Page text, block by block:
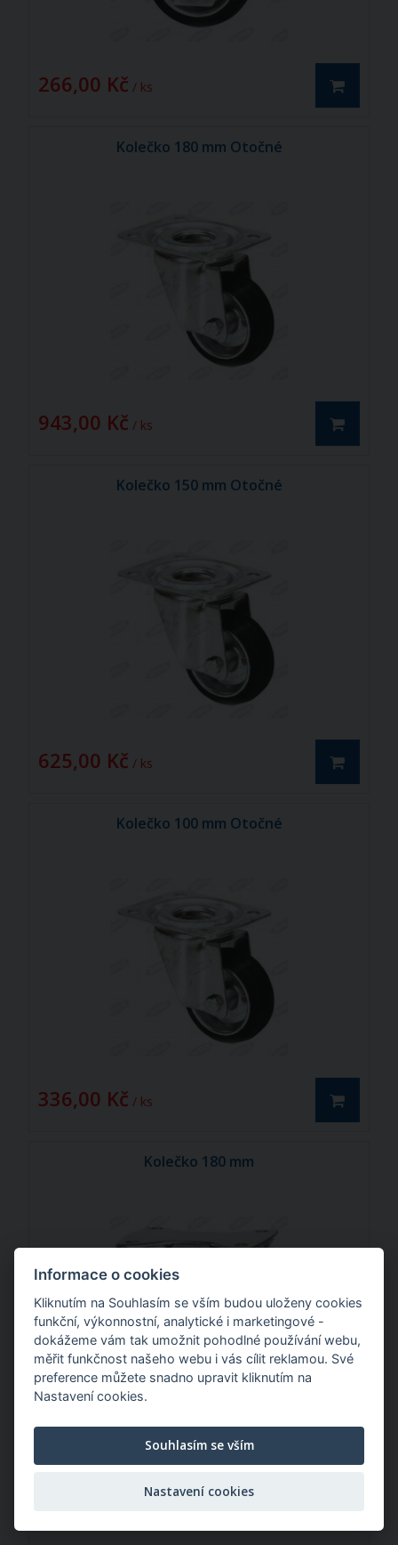
266,00 Kč / ks
Kolečko 180 mm Otočné
943,00 Kč / ks
Kolečko 150 mm Otočné
625,00 Kč / ks
Kolečko 100 mm Otočné
336,00 Kč / ks
Kolečko 180 mm
/ ks
Kolečko 150 mm
Informace o cookies
Kliknutím na Souhlasím se vším budou uloženy cookies
funkční, výkonnostní, analytické i marketingové -
dokážeme vám tak umožnit pohodlné používání webu,
měřit funkčnost našeho webu i vás cílit reklamou. Své
preference můžete snadno upravit kliknutím na
Nastavení cookies.
Souhlasím se vším
Nastavení cookies